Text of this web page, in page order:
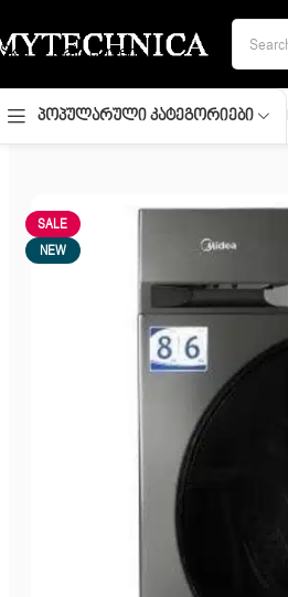
Skip to main content
Პოპულარული Კატეგორიები
SALE
NEW